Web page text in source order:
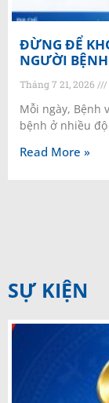
ĐỪNG ĐỂ
NGƯỜI
Tháng 7 21, 2026
Mỗi ngày, Bệnh
bệnh ở nhiều
Read More »
SỰ KIỆN